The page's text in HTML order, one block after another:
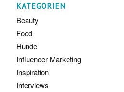
KATEGORIEN
Beauty
Food
Hunde
Influencer Marketing
Inspiration
Interviews